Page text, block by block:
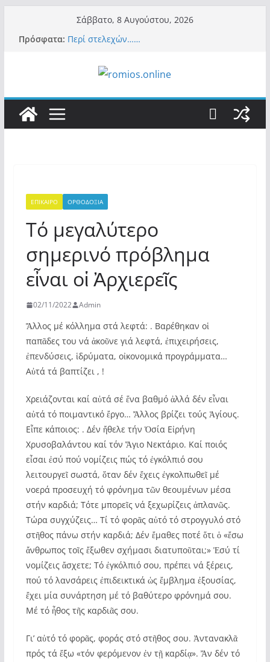
περιεχόμενο
Σάββατο, 8 Αυγούστου, 2026
Πρόσφατα: Περί στελεχών……
είναι το Κίνημα της Μ.Καρυστιανού και όχι
το διεφθαρμένο σύστημα εξουσίας»
Κασιδιάρη – Οι ένοικοι του Μαξίμου σε
πανικό, πατριωτικό τσουνάμι σαρώνει την
«Έλληνες» η κυβέρνηση! (φωτο)
ΕΠΙΚΑΙΡΟ ΟΡΘΟΔΟΞΙΑ
Τό μεγαλύτερο
σημερινό πρόβλημα
εἶναι οἱ Ἀρχιερεῖς
02/11/2022 Admin
Ἄλλος μέ κόλλημα στά λεφτά: . Βαρέθηκαν οἱ
παπᾶδες του νά ἀκοῦνε γιά λεφτά, ἐπιχειρήσεις,
ἐπενδύσεις, ἱδρύματα, οἰκονομικά προγράμματα…
Αὐτά τά βαπτίζει , !
Χρειάζονται καί αὐτά σέ ἕνα βαθμό ἀλλά δέν εἶναι
αὐτά τό ποιμαντικό ἔργο… Ἄλλος βρίζει τούς Ἁγίους.
Εἶπε κάποιος: . Δέν ἤθελε τήν Ὁσία Εἰρήνη
Χρυσοβαλάντου καί τόν Ἅγιο Νεκτάριο. Καί ποιός
εἶσαι ἐσύ πού νομίζεις πώς τό ἐγκόλπιό σου
λειτουργεῖ σωστά, ὅταν δέν ἔχεις ἐγκολπωθεῖ μέ
νοερά προσευχή τό φρόνημα τῶν θεουμένων μέσα
στήν καρδιά; Τότε μπορεῖς νά ξεχωρίζεις ἀπλανῶς.
Τώρα συγχύζεις… Τί τό φορᾶς αὐτό τό στρογγυλό στό
στῆθος πάνω στήν καρδιά; Δέν ἔμαθες ποτέ ὅτι ὁ «ἔσω
ἄνθρωπος τοῖς ἔξωθεν σχήμασι διατυποῦται;» Ἐσύ τί
νομίζεις ἄσχετε; Τό ἐγκόλπιό σου, πρέπει νά ξέρεις,
πού τό λανσάρεις ἐπιδεικτικά ὡς ἔμβλημα ἐξουσίας,
ἔχει μία συνάρτηση μέ τό βαθύτερο φρόνημά σου.
Μέ τό ἦθος τῆς καρδιᾶς σου.
Γι’ αὐτό τό φορᾶς, φοράς στό στῆθος σου. Ἀντανακλᾶ
πρός τά ἔξω «τόν φερόμενον ἐν τῇ καρδίᾳ». Ἄν δέν τό